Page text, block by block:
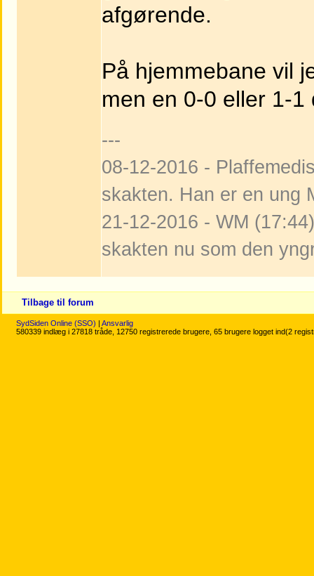
afgørende.
På hjemmebane vil
men en 0-0 eller 1-
---
08-12-2016 -
skakten. Han er en ung
21-12-2016 - WM
skakten nu som den
Tilbage til forum
SydSiden Online (SSO) | Ansvarlig
580339 indlæg i 27818 tråde, 12750 registrerede brugere, 65 brugere logget ind(2